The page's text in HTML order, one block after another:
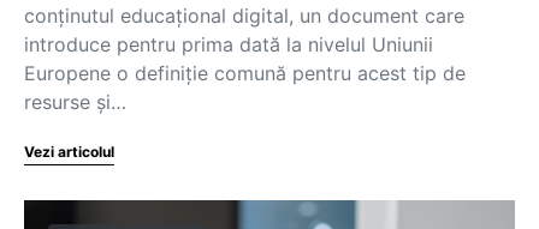
conținutul educațional digital, un document care
introduce pentru prima dată la nivelul Uniunii
Europene o definiție comună pentru acest tip de
resurse și…
Vezi articolul